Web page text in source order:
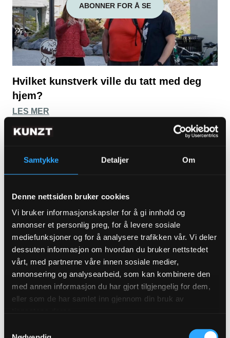
Samtykke Detaljer Om
Denne nettsiden bruker cookies
Vi bruker informasjonskapsler for å gi innhold og
annonser et personlig preg, for å levere sosiale
mediefunksjoner og for å analysere trafikken vår. Vi deler
dessuten informasjon om hvordan du bruker nettstedet
vårt, med partnerne våre innen sosiale medier,
annonsering og analysearbeid, som kan kombinere den
med annen informasjon du har gjort tilgjengelig for dem,
eller som de har samlet inn gjennom din bruk av
ABONNER FOR Å SE
Hvilket kunstverk ville du tatt med deg
hjem?
LES MER
ABONNER FOR Å SE
Sunniva Tillson på Nasjonalmuseet om
formidling, offentlig pengebruk og mer